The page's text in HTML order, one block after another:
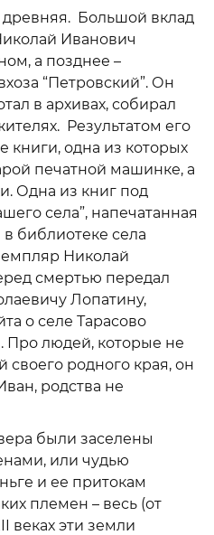
древняя. Большой вклад
Иванович
а позднее –
“Петровский”. Он
в архивах, собирал
Результатом его
книги, одна из которых
печатной машинке, а
Одна из книг под
села”, напечатанная
в библиотеке села
Николай
смертью передал
Лопатину,
о селе Тарасово
Про людей, которые не
своего родного края, он
родства не
были заселены
или чудью
и ее притокам
племен – весь (от
веках эти земли